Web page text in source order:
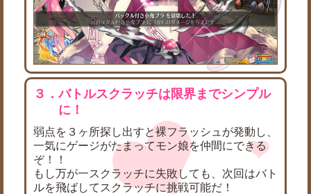
３．バトルスクラッチは限界までシンプル
に！
弱点を３ヶ所探し出すと裸フラッシュが発動し、
一気にゲージがたまってモン娘を仲間にできる
ぞ！！
もし万が一スクラッチに失敗しても、次回はバト
ルを飛ばしてスクラッチに挑戦可能だ！